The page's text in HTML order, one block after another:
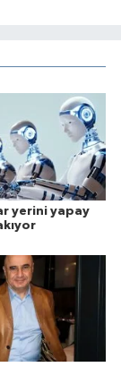
yerini yapay